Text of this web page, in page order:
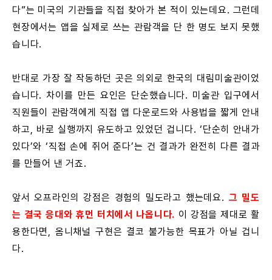
다”는 미국의 기관들을 직접 찾아가 본 적이 있는데요. 그런데
현장에서는 앱을 실제로 쓰는 관람객을 단 한 명도 보지 못했
습니다.
반대로 가장 잘 작동하던 곳은 의외로 한국의 대림미술관이었
습니다. 차이를 만든 요인은 단순했습니다. 미술관 입구에서
직원들이 관람객에게 직접 앱 다운로드와 사용법을 짧게 안내
하고, 바로 실행까지 유도하고 있었던 겁니다. ‘단순히 안내가
있다’와 ‘직접 손에 쥐어 준다’는 건 결과가 완전히 다른 결과
를 만들어 낸 거죠.
앞서 오프라인의 강점은 경험의 밀도라고 했는데요. 그 밀도
는 결국 응대와 휴먼 터치에서 나옵니다. 이 강점을 제대로 활
용한다면, 옴니채널 구현은 결코 불가능한 목표가 아닐 겁니
다.